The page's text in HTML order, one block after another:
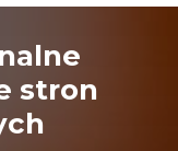
stron